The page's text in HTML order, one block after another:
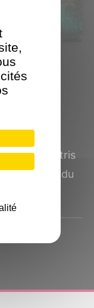
et en
le jeu Tetris
du